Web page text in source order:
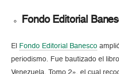
Fondo Editorial
El Fondo Editorial Banesco
periodismo. Fue bautizado el